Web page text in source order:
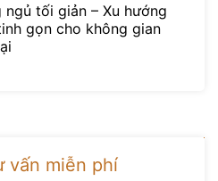
ngủ tối giản – Xu hướng
gọn cho không gian
vấn miễn phí